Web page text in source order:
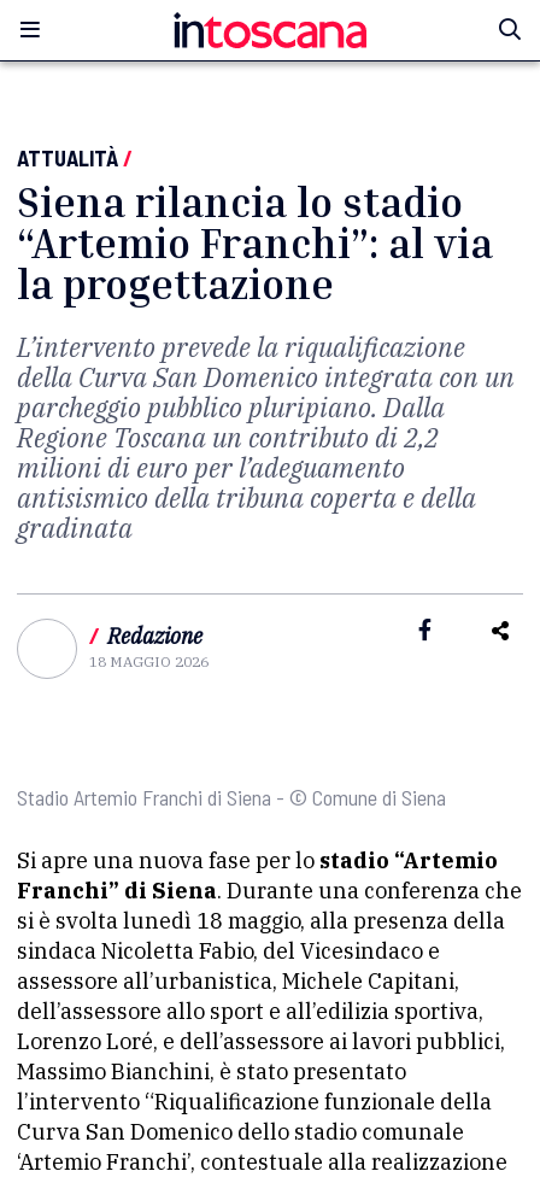
ATTUALITÀ/
Siena rilancia lo stadio
“Artemio Franchi”: al via
la progettazione
L’intervento prevede la riqualificazione
della Curva San Domenico integrata con un
parcheggio pubblico pluripiano. Dalla
Regione Toscana un contributo di 2,2
milioni di euro per l’adeguamento
antisismico della tribuna coperta e della
gradinata
/ Redazione
18 MAGGIO 2026
Stadio Artemio Franchi di Siena - © Comune di Siena
Si apre una nuova fase per lo stadio “Artemio
Franchi” di Siena. Durante una conferenza che
si è svolta lunedì 18 maggio, alla presenza della
sindaca Nicoletta Fabio, del Vicesindaco e
assessore all’urbanistica, Michele Capitani,
dell’assessore allo sport e all’edilizia sportiva,
Lorenzo Loré, e dell’assessore ai lavori pubblici,
Massimo Bianchini, è stato presentato
l’intervento “Riqualificazione funzionale della
Curva San Domenico dello stadio comunale
‘Artemio Franchi’, contestuale alla realizzazione